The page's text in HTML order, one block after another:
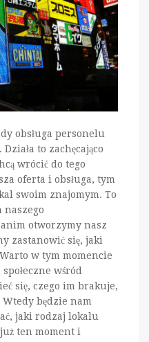
obsługa personelu
to zachęcająco
wrócić do tego
oferta i obsługa, tym
swoim znajomym. To
naszego
otworzymy nasz
zastanowić się, jaki
w tym momencie
wśród
się, czego im brakuje,
Wtedy będzie nam
jaki rodzaj lokalu
ten moment i